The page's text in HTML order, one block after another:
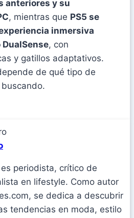
anteriores y su
, mientras que PS5 se
inmersiva
, con
y gatillos adaptativos.
de qué tipo de
periodista, crítico de
en lifestyle. Como autor
se dedica a descubrir
tendencias en moda, estilo